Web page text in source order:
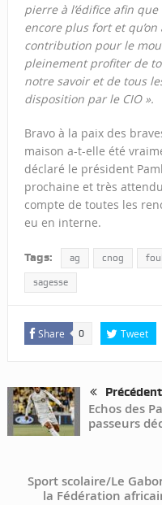
pierre à l’édifice afin
encore plus fort et
contribution pour le
pleinement profiter de
notre savoir et de tous
disposition par le CIO ».
Bravo à la paix des
maison a-t-elle été
déclaré le président
prochaine et très
compte de toutes les
eu en interne.
Tags: ag cnog
sagesse
Share 0 Tweet
Précédent
Echos des
passeurs
Sport scolaire/Le
la Fédération